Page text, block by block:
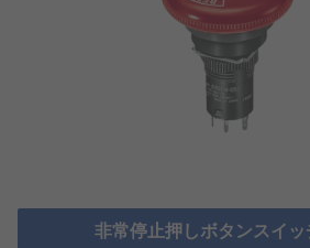
非常停止押しボタンスイ